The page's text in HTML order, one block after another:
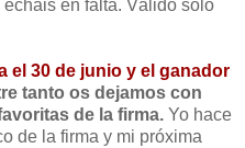
en falta. Válido sólo
el 30 de junio y el ganador
tanto os dejamos con
de la firma. Yo hace
de la firma y mi próxima